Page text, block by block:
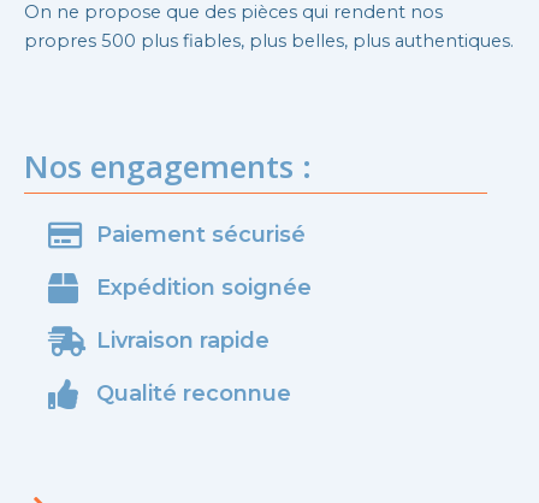
On ne propose que des pièces qui rendent nos
propres 500 plus fiables, plus belles, plus authentiques.
Nos engagements :
Paiement sécurisé
Expédition soignée
Livraison rapide
Qualité reconnue